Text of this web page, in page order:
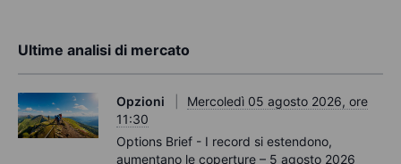
Ultime analisi di mercato
Opzioni
Mercoledì 05 agosto 2026, ore
11:30
Options Brief - I record si estendono,
aumentano le coperture – 5 agosto 2026